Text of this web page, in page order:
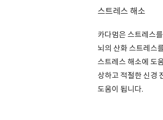
스트레스 해소
카다멈은 스트레스
뇌의 산화 스트레스
스트레스 해소에 도
상하고 적절한 신경
도움이 됩니다.